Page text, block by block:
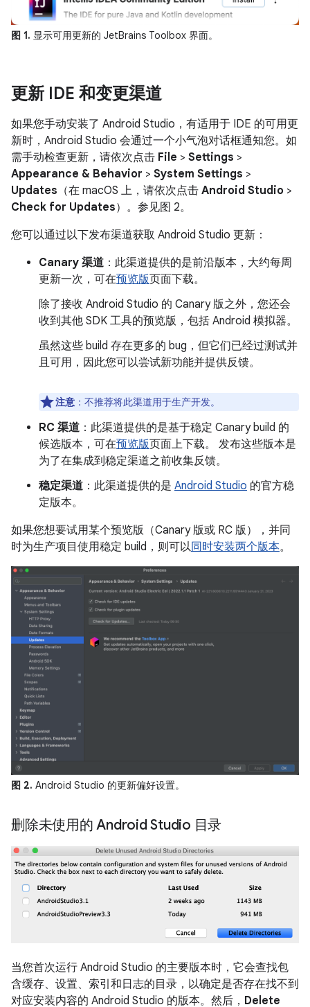
图 1. 显示可用更新的 JetBrains Toolbox 界面。
更新 IDE 和变更渠道
如果您手动安装了 Android Studio，有适用于 IDE 的可用更
新时，Android Studio 会通过一个小气泡对话框通知您。如
需手动检查更新，请依次点击 File > Settings >
Appearance & Behavior > System Settings >
Updates （在 macOS 上，请依次点击 Android Studio >
Check for Updates）。参见图 2。
您可以通过以下发布渠道获取 Android Studio 更新：
Canary 渠道 ：此渠道提供的是前沿版本，大约每周
更新一次，可在预览版页面下载。
除了接收 Android Studio 的 Canary 版之外，您还会
收到其他 SDK 工具的预览版，包括 Android 模拟器。
虽然这些 build 存在更多的 bug，但它们已经过测试并
且可用，因此您可以尝试新功能并提供反馈。
注意 ：不推荐将此渠道用于生产开发。
RC 渠道 ：此渠道提供的是基于稳定 Canary build 的
候选版本，可在预览版页面上下载。 发布这些版本是
为了在集成到稳定渠道之前收集反馈。
稳定渠道 ：此渠道提供的是 Android Studio 的官方稳
定版本。
如果您想要试用某个预览版（Canary 版或 RC 版），并同
时为生产项目使用稳定 build，则可以同时安装两个版本。
图 2. Android Studio 的更新偏好设置。
删除未使用的 Android Studio 目录
当您首次运行 Android Studio 的主要版本时，它会查找包
含缓存、设置、索引和日志的目录，以确定是否存在找不到
对应安装内容的 Android Studio 的版本。然后， Delete